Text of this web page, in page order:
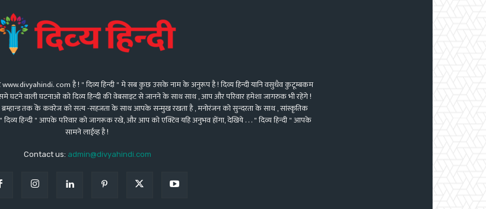
www.divyahindi. com है ! " दिव्य हिन्दी " मे सब कुछ उसके नाम के अनुरूप है ! दिव्य हिन्दी यानि वसुधैव कुटूम्बकम
घटने वाली घटनाओ को दिव्य हिन्दी की वेबसाइट से जानने के साथ साथ , आप और परिवार हमेशा जागरुक भी रहेंगे !
- ब्रम्हान्ड तक कॆ कवरेज को सत्य -सहजता के साथ आपके सन्मुख रखता है , मनोरंजन को सुन्दरता के साथ , सांस्कृतिक
दिव्य हिन्दी " आपके परिवार को जागरूक रखे, और आप को एक्टिव यहि अनुभव होंगा, देखिये . . . " दिव्य हिन्दी " आपके
सामने लाईव्ह है !
Contact us: admin@divyahindi.com